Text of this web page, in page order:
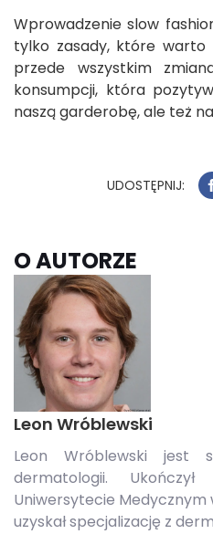
Wprowadzenie slow
tylko zasady, które warto
przede wszystkim
konsumpcji, która
naszą garderobę, ale też
UDOSTĘPNIJ:
O AUTORZE
Leon Wróblewski
Leon Wróblewski jest
dermatologii.
Uniwersytecie Medycznym
uzyskał specjalizację z